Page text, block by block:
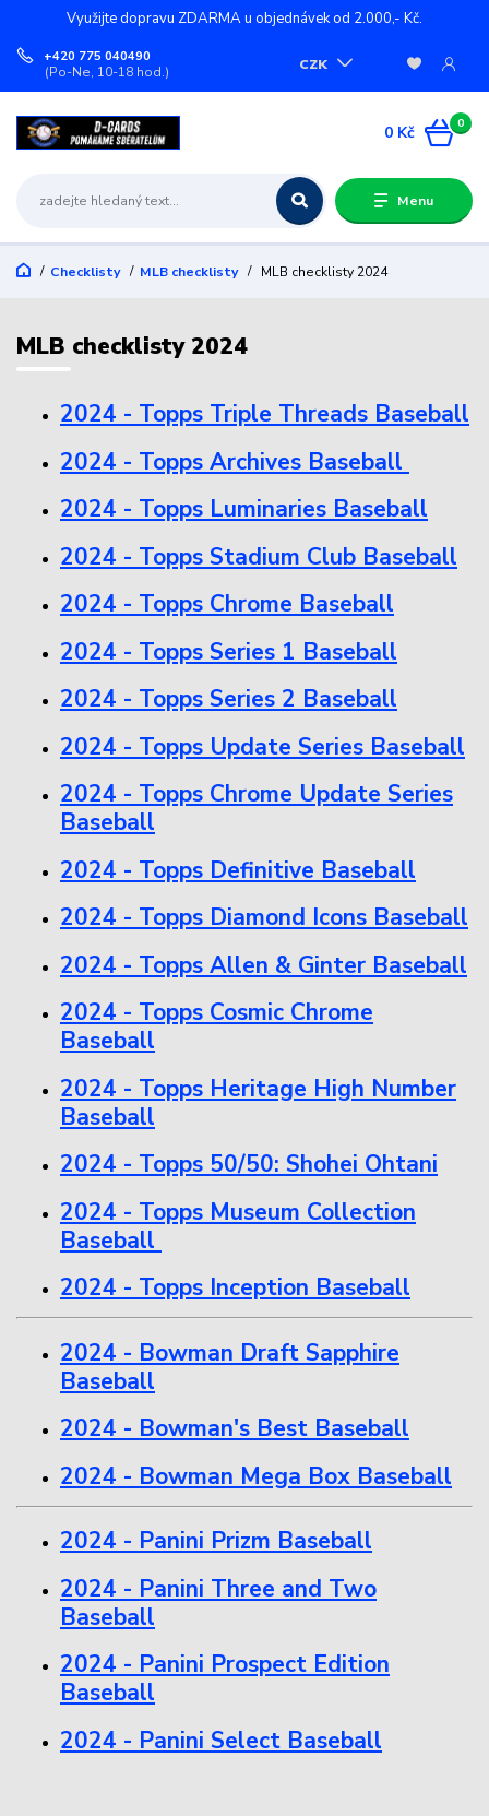
Využijte dopravu ZDARMA u objednávek od 2.000,- Kč.
Menu
CZK
+420 775 040490
(Po-Ne, 10-18 hod.)
0
0 Kč
Checklisty MLB checklisty MLB checklisty 2024
MLB checklisty 2024
2024 - Topps Triple Threads Baseball
2024 - Topps Archives Baseball
2024 - Topps Luminaries Baseball
2024 - Topps Stadium Club Baseball
2024 - Topps Chrome Baseball
2024 - Topps Series 1 Baseball
2024 - Topps Series 2 Baseball
2024 - Topps Update Series Baseball
2024 - Topps Chrome Update Series
Baseball
2024 - Topps Definitive Baseball
2024 - Topps Diamond Icons Baseball
2024 - Topps Allen & Ginter Baseball
2024 - Topps Cosmic Chrome
Baseball
2024 - Topps Heritage High Number
Baseball
2024 - Topps 50/50: Shohei Ohtani
2024 - Topps Museum Collection
Baseball
2024 - Topps Inception Baseball
2024 - Bowman Draft Sapphire
Baseball
2024 - Bowman's Best Baseball
2024 - Bowman Mega Box Baseball
2024 - Panini Prizm Baseball
2024 - Panini Three and Two
Baseball
2024 - Panini Prospect Edition
Baseball
2024 - Panini Select Baseball